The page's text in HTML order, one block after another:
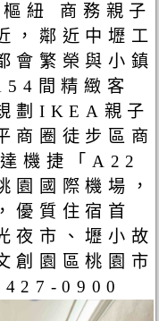
紐 商務親子
，鄰近中壢工
會繁榮與小鎮
間精緻客
劃IKEA親子
商圈徒步區商
機捷「A22
園國際機場，
優質住宿首
夜市、壢小故
創園區桃園市
427-0900